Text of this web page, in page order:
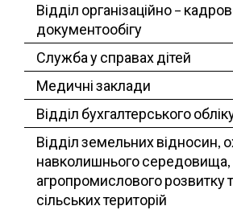
Відділ організаційно –
документообігу
Служба у справах дітей
Медичні заклади
Відділ бухгалтерського
Відділ земельних відносин,
навколишнього середовища,
агропромислового розвитку
сільських територій